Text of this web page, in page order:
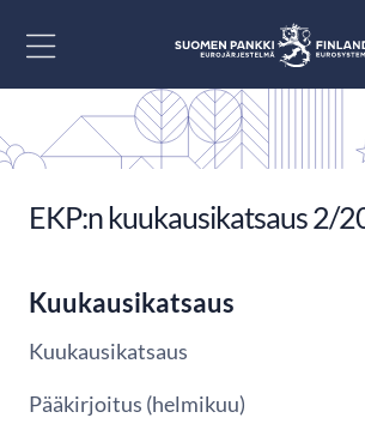
EKP:n kuukausikatsaus 2/
Kuukausikatsaus
Kuukausikatsaus
Pääkirjoitus (helmikuu)